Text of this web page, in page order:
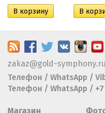
zakaz@gold-symphony.ru
Телефон / WhatsApp /
Телефон / WhatsApp / +7
Магазин